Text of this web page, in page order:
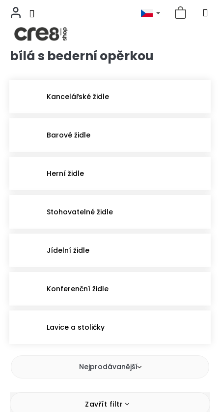
Přejítbílá s bederní opěrkou
Kancelářské židle
Barové židle
Herní židle
Stohovatelné židle
Jídelní židle
Konferenční židle
Lavice a stoličky
Nejprodávanější
Zavřít filtr